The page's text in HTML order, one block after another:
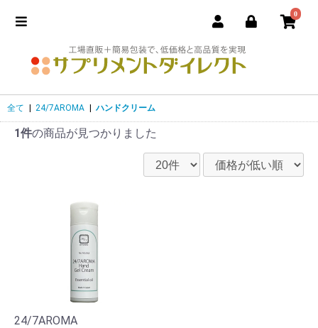
0
全て | 24/7AROMA | ハンドクリーム
1件の商品が見つかりました
24/7AROMA